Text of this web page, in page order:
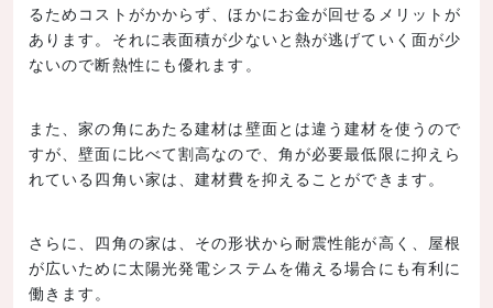
るためコストがかからず、ほかにお金が回せるメリットが
あります。それに表面積が少ないと熱が逃げていく面が少
ないので断熱性にも優れます。
また、家の角にあたる建材は壁面とは違う建材を使うので
すが、壁面に比べて割高なので、角が必要最低限に抑えら
れている四角い家は、建材費を抑えることができます。
さらに、四角の家は、その形状から耐震性能が高く、屋根
が広いために太陽光発電システムを備える場合にも有利に
働きます。